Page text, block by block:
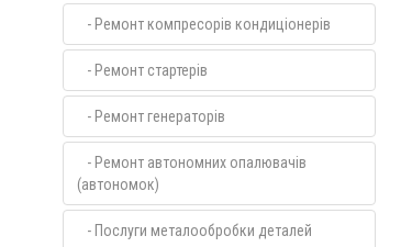
- Ремонт компресорів кондиціонерів
- Ремонт стартерів
- Ремонт генераторів
- Ремонт автономних опалювачів
(автономок)
- Послуги металообробки деталей